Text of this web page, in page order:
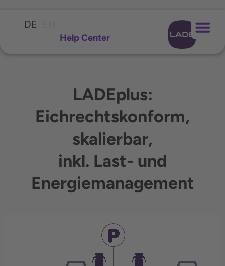
DE
Help Center
LADEplus:
Eichrechtskonform,
skalierbar,
inkl. Last- und
Energiemanagement